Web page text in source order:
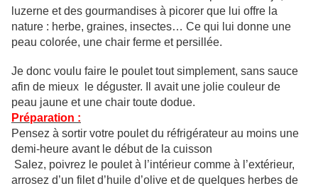
luzerne et des gourmandises à picorer que lui offre la
nature : herbe, graines, insectes… Ce qui lui donne une
peau colorée, une chair ferme et persillée.
Je donc voulu faire le poulet tout simplement, sans sauce
afin de mieux le déguster. Il avait une jolie couleur de
peau jaune et une chair toute dodue.
Préparation :
Pensez à sortir votre poulet du réfrigérateur au moins une
demi-heure avant le début de la cuisson
Salez, poivrez le poulet à l’intérieur comme à l’extérieur,
arrosez d’un filet d’huile d’olive et de quelques herbes de